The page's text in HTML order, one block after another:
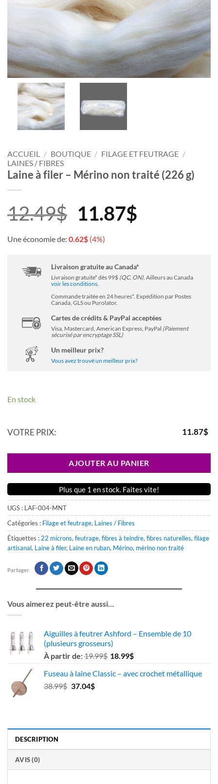
ACCUEIL / BOUTIQUE / FILAGE ET FEUTRAGE /
LAINES / FIBRES
Laine à filer – Mérino non traité (226 g)
12.49$ Le
prix
initial
était :
12.49$.
11.87$
actuel
est :
11.87$.
Une économie de: 0.62$ (4%)
Livraison gratuite au Canada*
Livraison gratuite* dès 99$ (QC, ON). Ailleurs au Canada
voir les conditions.
Commande traitée en 24 heures*. Expédition par Postes
Canada, GLS ou Purolator.
Cartes de crédits & PayPal acceptées
Visa, Mastercard, American Express, PayPal (Paiement
sécurisé par encryptage SSL)
Un meilleur prix?
Vous avez trouvé un meilleur prix?
En stock
VOTRE PRIX: 11.87$
AJOUTER AU PANIER
Plus que 1 en stock. Faites vite!
UGS : LAF-004-MNT
Catégories : Filage et feutrage, Laines / Fibres
Étiquettes : 22 microns, feutrage, fibres à teindre, fibres naturelles, filage
artisanal, Laine à filer, Laine en ruban, Mérino, mérino non traité
Partager
Vous aimerez peut-être aussi…
Aiguilles à feutrer Ashford – Ensemble de 10
(plusieurs grosseurs)
À partir de: 19.99$ 18.99$
Fuseau à laine Classic – avec crochet métallique
38.99$ Le
38.99$.
37.04$Le
37.04$.
DESCRIPTION
AVIS (0)